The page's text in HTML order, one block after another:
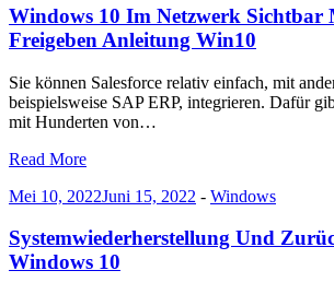
Windows 10 Im Netzwerk Sichtbar
Freigeben Anleitung Win10
Sie können Salesforce relativ einfach, mit
beispielsweise SAP ERP, integrieren. Dafür
mit Hunderten von…
Read More
Mei 10, 2022Juni 15, 2022 - Windows
Systemwiederherstellung Und
Windows 10